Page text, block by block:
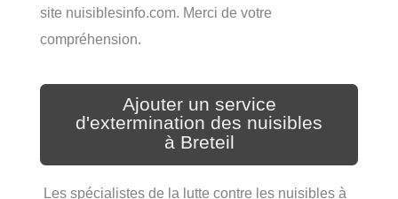
site nuisiblesinfo.com. Merci de votre
compréhension.
Ajouter un service
d'extermination des nuisibles
à Breteil
Les spécialistes de la lutte contre les nuisibles à